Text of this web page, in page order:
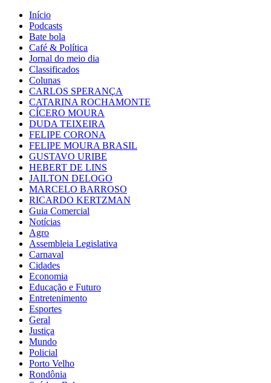
Início
Podcasts
Bate bola
Café & Política
Jornal do meio dia
Classificados
Colunas
CARLOS SPERANÇA
CATARINA ROCHAMONTE
CÍCERO MOURA
DUDA TEIXEIRA
FELIPE CORONA
FELIPE MOURA BRASIL
GUSTAVO URIBE
HEBERT DE LINS
JAILTON DELOGO
MARCELO BARROSO
RICARDO KERTZMAN
Guia Comercial
Notícias
Agro
Assembleia Legislativa
Carnaval
Cidades
Economia
Educação e Futuro
Entretenimento
Esportes
Geral
Justiça
Mundo
Policial
Porto Velho
Rondônia